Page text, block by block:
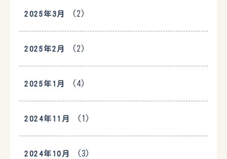
2025年3月 (2)
2025年2月 (2)
2025年1月 (4)
2024年11月 (1)
2024年10月 (3)